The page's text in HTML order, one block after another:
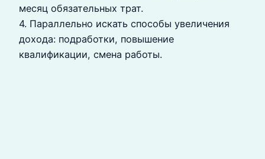
месяц обязательных трат.
4. Параллельно искать способы увеличения
дохода: подработки, повышение
квалификации, смена работы.